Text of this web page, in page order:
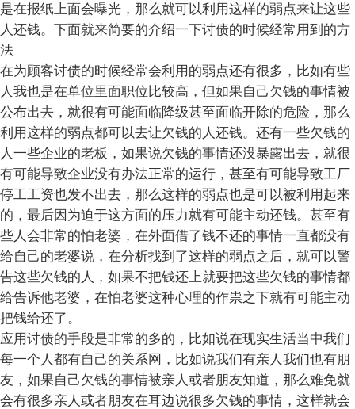
是在报纸上面会曝光，那么就可以利用这样的弱点来让这些
人还钱。下面就来简要的介绍一下讨债的时候经常用到的方
法
在为顾客讨债的时候经常会利用的弱点还有很多，比如有些
人我也是在单位里面职位比较高，但如果自己欠钱的事情被
公布出去，就很有可能面临降级甚至面临开除的危险，那么
利用这样的弱点都可以去让欠钱的人还钱。还有一些欠钱的
人一些企业的老板，如果说欠钱的事情还没暴露出去，就很
有可能导致企业没有办法正常的运行，甚至有可能导致工厂
停工工资也发不出去，那么这样的弱点也是可以被利用起来
的，最后因为迫于这方面的压力就有可能主动还钱。甚至有
些人会非常的怕老婆，在外面借了钱不还的事情一直都没有
给自己的老婆说，在分析找到了这样的弱点之后，就可以警
告这些欠钱的人，如果不把钱还上就要把这些欠钱的事情都
给告诉他老婆，在怕老婆这种心理的作祟之下就有可能主动
把钱给还了。
应用讨债的手段是非常的多的，比如说在现实生活当中我们
每一个人都有自己的关系网，比如说我们有亲人我们也有朋
友，如果自己欠钱的事情被亲人或者朋友知道，那么难免就
会有很多亲人或者朋友在耳边说很多欠钱的事情，这样就会